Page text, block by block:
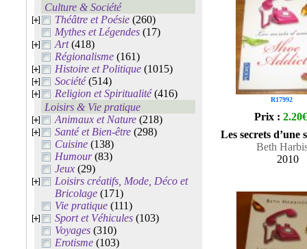
Culture & Société
Théâtre et Poésie (260)
Mythes et Légendes (17)
Art(418)
Régionalisme (161)
Histoire et Politique (1015)
Société(514)
Religion et Spiritualité(416)
Loisirs & Vie pratique
Animaux et Nature (218)
Santé et Bien-être (298)
Cuisine (138)
Humour(83)
Jeux (29)
Loisirs créatifs, Mode, Déco et
Bricolage (171)
Vie pratique (111)
Sport et Véhicules (103)
Voyages (310)
Erotisme (103)
R17992
Prix : 2.20€
Les secrets d’une
Beth
2010